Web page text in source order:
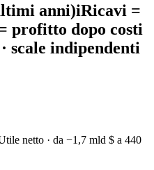
anni)iRicavi =
profitto dopo costi
scale indipendenti
netto · da −1,7 mld $ a 440